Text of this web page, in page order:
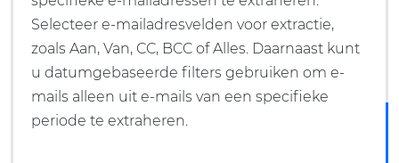
Selecteer e-mailadresvelden voor extractie,
zoals Aan, Van, CC, BCC of Alles. Daarnaast kunt
u datumgebaseerde filters gebruiken om e-
mails alleen uit e-mails van een specifieke
periode te extraheren.